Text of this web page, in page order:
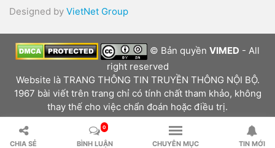
Designed by VietNet Group
© Bản quyềnVIMED - All
right reserved
Website là TRANG THÔNG TIN TRUYỀN THÔNG NỘI BỘ.
1967 bài viết trên trang chỉ có tính chất tham khảo, không
thay thế cho việc chẩn đoán hoặc điều trị.
CHIA SẺ
0
BÌNH LUẬN CHUYÊN MỤC TIN MỚI